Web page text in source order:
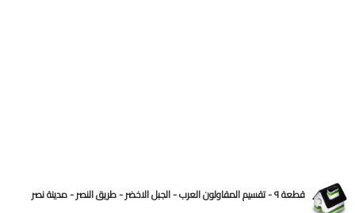
قطعة ٩ - تقسيم المقاولون العرب - الجبل الاخضر - طريق النصر - مدينة نصر